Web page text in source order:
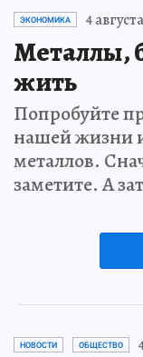
ЭКОНОМИКА 4
Металлы,
жить
Попробуйте
нашей жизни
металлов.
заметите. А
НОВОСТИ ОБЩЕСТВО